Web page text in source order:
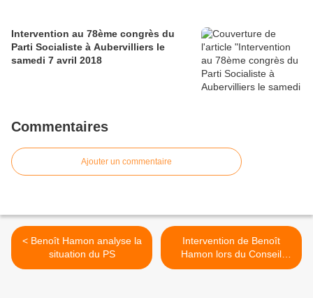
Intervention au 78ème congrès du
Parti Socialiste à Aubervilliers le
samedi 7 avril 2018
Commentaires
Ajouter un commentaire
< Benoît Hamon analyse la
situation du PS
Intervention de Benoît
Hamon lors du Conseil
national du PS le 12 mai